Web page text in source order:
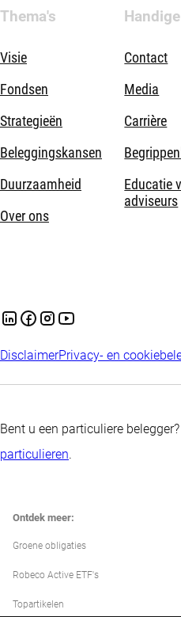
Thema's
Visie
Fondsen
Strategieën
Beleggingskansen
Duurzaamheid
Over ons
Contact
Media
Carrière
Educatie
adviseurs
DisclaimerPrivacy- en
Bent u een particuliere
particulieren.
Ontdek meer:
Groene obligaties
Robeco Active ETF's
Topartikelen